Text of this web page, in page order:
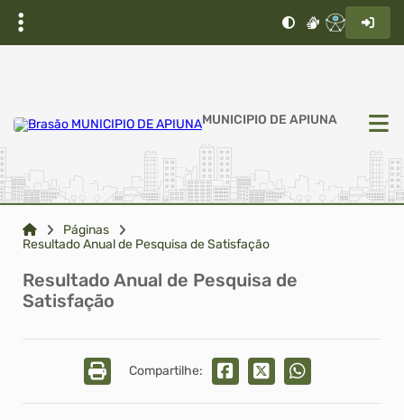
MUNICIPIO DE APIUNA
Páginas
Resultado Anual de Pesquisa de Satisfação
Resultado Anual de Pesquisa de
Satisfação
Compartilhe: